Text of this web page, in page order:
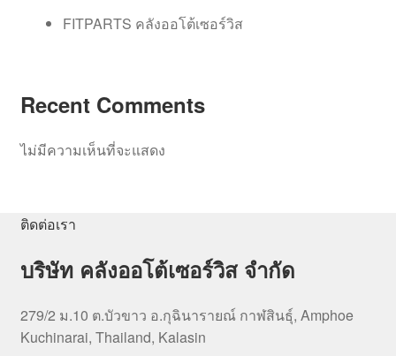
FITPARTS คลังออโต้เซอร์วิส
Recent Comments
ไม่มีความเห็นที่จะแสดง
ติดต่อเรา
บริษัท คลังออโต้เซอร์วิส จำกัด
279/2 ม.10 ต.บัวขาว อ.กุฉินารายณ์ กาฬสินธุ์, Amphoe
Kuchinarai, Thailand, Kalasin